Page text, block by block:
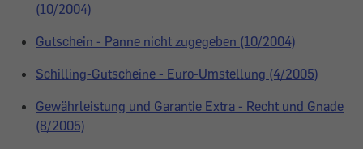
(10/2004)
Gutschein - Panne nicht zugegeben (10/2004)
Schilling-Gutscheine - Euro-Umstellung (4/2005)
Gewährleistung und Garantie Extra - Recht und Gnade
(8/2005)